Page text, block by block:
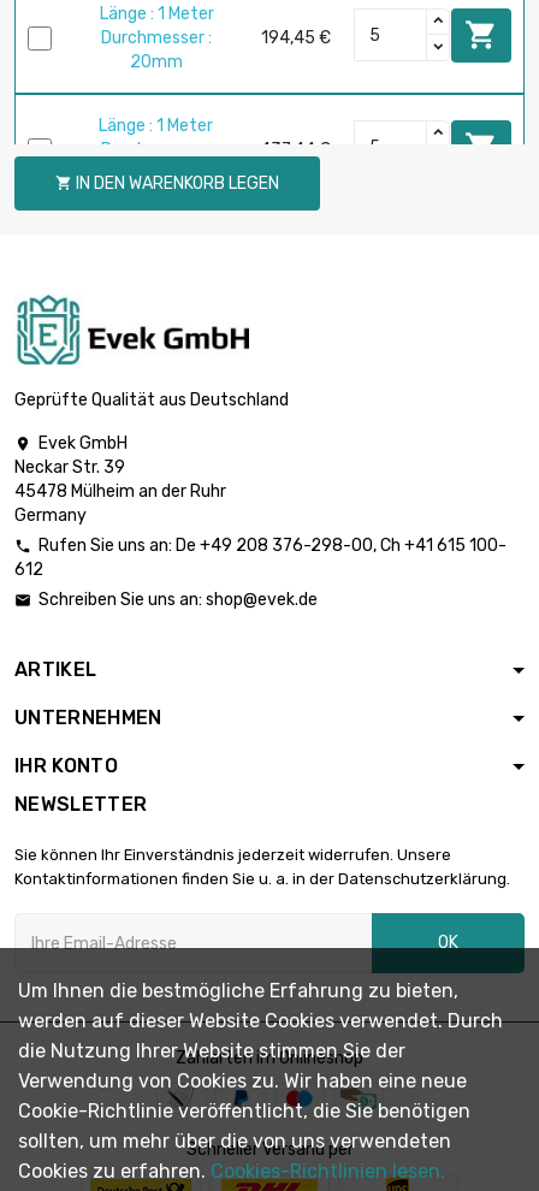
Länge : 1 Meter
Durchmesser :
20mm
194,45 € 
Länge : 1 Meter
Durchmesser :
30mm
437,44 € 
Länge : 1 Meter
50mm
 IN DEN WARENKORB LEGEN
Geprüfte Qualität aus Deutschland

Evek GmbH
Neckar Str. 39
45478 Mülheim an der Ruhr
Germany
 Rufen Sie uns an: De +49 208 376-298-00, Ch +41 615 100-
612
 Schreiben Sie uns an: shop@evek.de
ARTIKEL
UNTERNEHMEN
IHR KONTO
NEWSLETTER
Sie können Ihr Einverständnis jederzeit widerrufen. Unsere
Kontaktinformationen finden Sie u. a. in der Datenschutzerklärung.
OK
Zahlarten im Onlineshop
Schneller Versand per
Um Ihnen die bestmögliche Erfahrung zu bieten,
werden auf dieser Website Cookies verwendet. Durch
die Nutzung Ihrer Website stimmen Sie der
Verwendung von Cookies zu. Wir haben eine neue
Cookie-Richtlinie veröffentlicht, die Sie benötigen
sollten, um mehr über die von uns verwendeten
Cookies zu erfahren. Cookies-Richtlinien lesen.